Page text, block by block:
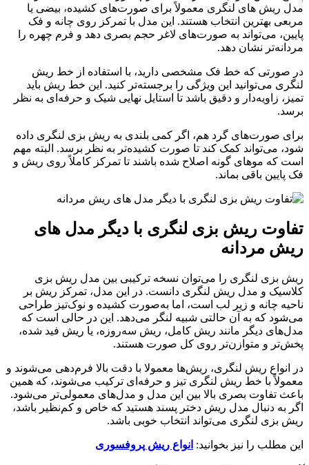
مدل ریش های لنگری معمولاً برای صورت‌های کشیده، بیضی یا
مربعی بهترین انتخاب هستند. این مدل با تمرکز روی چانه و فک
پایین، می‌تواند به صورت‌های لاغر حجم بصری دهد و فرم چهره را
مردانه‌تر نشان دهد.
در صورتی که خط فک مشخصی دارید، با استفاده از خط ریش
لنگری می‌توانید این ویژگی را برجسته‌تر کنید. این خط ریش باید
تمیز، زاویه‌دار و دقیق باشد تا استایل نهایی شیک و حرفه‌ای به نظر
برسد.
برای صورت‌های گرد هم، اگر کمی بلندی به ریش بزی لنگری داده
شود، می‌تواند کمک کند تا صورت کشیده‌تر به نظر برسد. البته مهم
است که موهای گونه اصلاح شده باشند تا تمرکز کاملاً روی ریش و
فک پایین باقی بماند.
تفاوت ریش بزی لنگری با دیگر مدل‌ های
ریش مردانه
ریش بزی لنگری را می‌توان نسخه ترکیبی بین مدل ریش بزی
کلاسیک و مدل ریش لنگری دانست. در این مدل، تمرکز ریش بر
ناحیه چانه و زیر لب است، اما به‌صورت کشیده و نوک‌تیز طراحی
می‌شود که به آن حالتی شبیه لنگر می‌دهد. این در حالی است که
مدل‌های دیگر مانند ریش کامل، ریش سه‌روزه، یا ریش فید شده،
پخش‌تر و متوازن‌تر روی کل صورت هستند.
در انواع ریش لنگری، ریش‌ها معمولا با دقت بالا فرم‌دهی می‌شوند و
معمولاً با خط ریش لنگری تیز و حرفه‌ای ترکیب می‌شوند، که همین
باعث تفاوت بصری بالا بین این مدل و مدل‌های معمولی‌تر می‌شود.
اگر به دنبال مدل ریش دختر پسند هستید که خاص و کم‌نظیر باشد،
ریش بزی لنگری می‌تواند انتخاب خوبی باشد.
این مطلب را نیز بخوانید: انواع ریش پروفسوری